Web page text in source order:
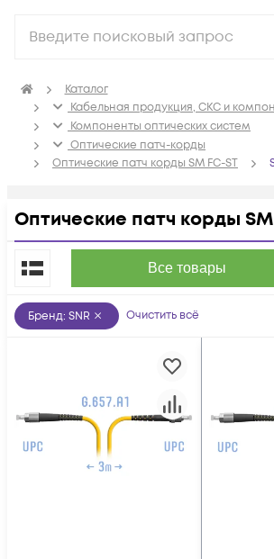
Каталог
Кабельная продукция, СКС и
Компоненты оптических систем
Оптические патч-корды
Оптические патч корды SM FC-ST
Оптические патч корды SM
Все товары
По популярности
Бренд: SNR Очистить всё